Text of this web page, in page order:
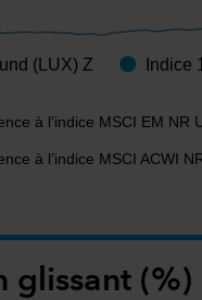
(LUX) Z Indice 1
à l’indice MSCI EM NR
à l’indice MSCI ACWI
glissant (%)